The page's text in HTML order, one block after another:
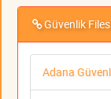
Güvenlik
Adana